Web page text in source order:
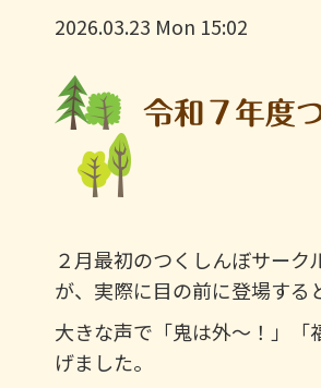
2026.03.23 Mon 15:02
令和７年度
２月最初のつくしんぼサー
が、実際に目の前に登場する
大きな声で「鬼は外～！」
げました。